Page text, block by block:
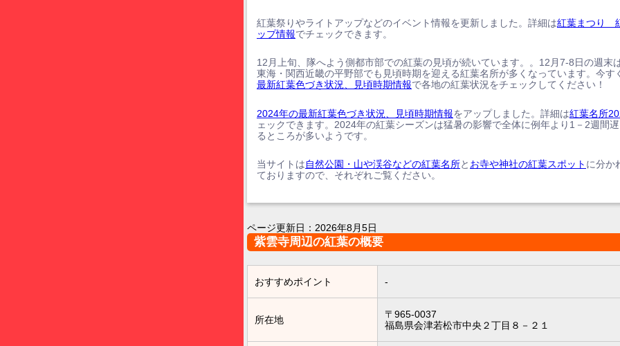
紅葉祭りやライトアップなどのイベント情報を更新しました。詳細は紅葉まつり
ップ情報でチェックできます。
12月上旬、隊へよう側都市部での紅葉の見頃が続いています。。12月7-8日の週末
東海・関西近畿の平野部でも見頃時期を迎える紅葉名所が多くなっています。今す
最新紅葉色づき状況、見頃時期情報で各地の紅葉状況をチェックしてください！
2024年の最新紅葉色づき状況、見頃時期情報をアップしました。詳細は紅葉名所
ェックできます。2024年の紅葉シーズンは猛暑の影響で全体に例年より1－2週間
るところが多いようです。
当サイトは自然公園・山や渓谷などの紅葉名所と お寺や神社の紅葉スポット に分か
ておりますので、それぞれご覧ください。
ページ更新日： 2026年8月5日
紫雲寺周辺の紅葉の概要
おすすめポイント -
所在地
〒965-0037
福島県会津若松市中央２丁目８－２１